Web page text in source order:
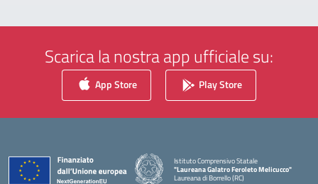
Scarica la nostra app ufficiale su:
App Store Play Store
Istituto Comprensivo Statale
"Laureana Galatro Feroleto Melicucco"
Laureana di Borrello (RC)